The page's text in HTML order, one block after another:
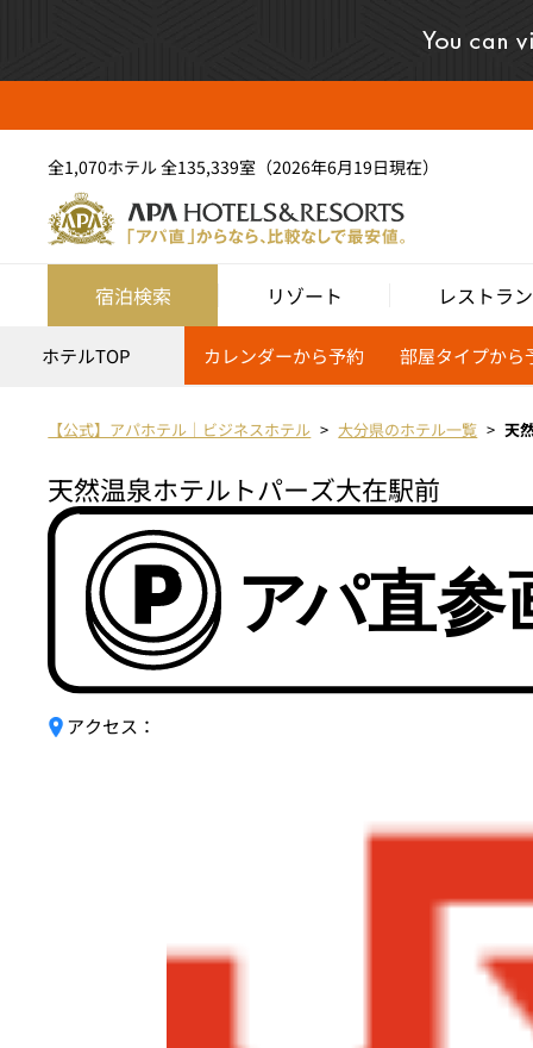
全1,070ホテル 全135,339室（2026年6月19日現在）
宿泊検索 リゾート レストラ
ホテルTOP カレンダーから予約 部屋タイプから
【公式】アパホテル｜ビジネスホテル 大分県のホテル一覧 天
天然温泉ホテルトパーズ大在駅前
アクセス：